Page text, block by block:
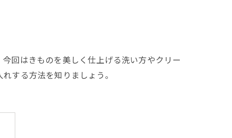
回はきものを美しく仕上げる洗い方やクリー
する方法を知りましょう。